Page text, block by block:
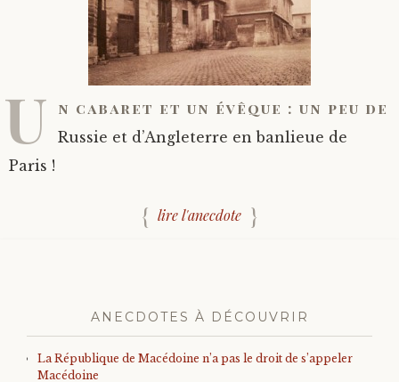
U n cabaret et un évêque : un peu de
Russie et d’Angleterre en banlieue de
Paris !
lire l'anecdote
ANECDOTES À DÉCOUVRIR
La République de Macédoine n’a pas le droit de s’appeler
Macédoine